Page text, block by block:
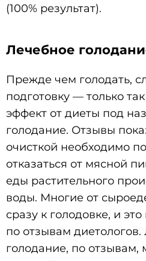
(100% результат).
Лечебное
Прежде чем голодать,
подготовку — только
эффект от диеты под
голодание. Отзывы
очисткой необходимо
отказаться от мясной
еды растительного
воды. Многие от
сразу к голодовке, и
по отзывам
голодание, по отзывам,